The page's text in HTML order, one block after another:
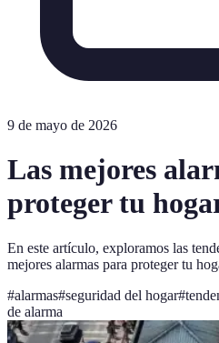
9 de mayo de 2026
Las mejores
proteger tu
En este artículo, exploramos las
mejores alarmas para proteger tu
#alarmas#seguridad del hogar#
de alarma